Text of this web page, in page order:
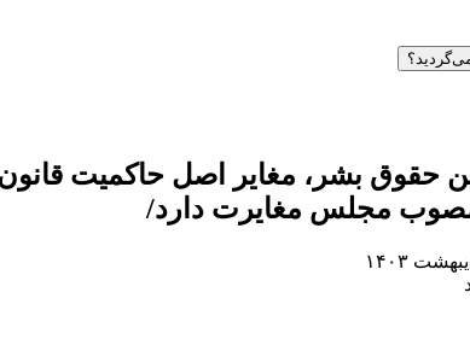
حقوق بشر، مغایر اصل حاکمیت
مصوب مجلس مغایرت دارد/